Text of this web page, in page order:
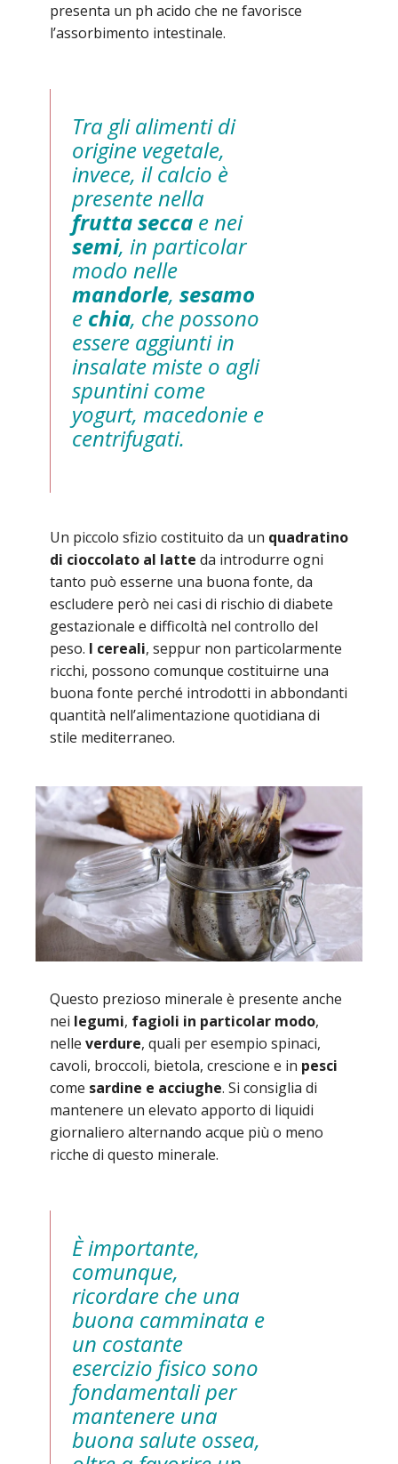
presenta un ph acido che ne favorisce
l’assorbimento intestinale.
Tra gli alimenti di
origine vegetale,
invece, il calcio è
presente nella
frutta secca e nei
semi, in particolar
modo nelle
mandorle, sesamo
e chia, che possono
essere aggiunti in
insalate miste o agli
spuntini come
yogurt, macedonie e
centrifugati.
Un piccolo sfizio costituito da un quadratino
di cioccolato al latte da introdurre ogni
tanto può esserne una buona fonte, da
escludere però nei casi di rischio di diabete
gestazionale e difficoltà nel controllo del
peso. I cereali, seppur non particolarmente
ricchi, possono comunque costituirne una
buona fonte perché introdotti in abbondanti
quantità nell’alimentazione quotidiana di
stile mediterraneo.
Questo prezioso minerale è presente anche
nei legumi, fagioli in particolar modo,
nelle verdure, quali per esempio spinaci,
cavoli, broccoli, bietola, crescione e in pesci
come sardine e acciughe. Si consiglia di
mantenere un elevato apporto di liquidi
giornaliero alternando acque più o meno
ricche di questo minerale.
È importante,
comunque,
ricordare che una
buona camminata e
un costante
esercizio fisico sono
fondamentali per
mantenere una
buona salute ossea,